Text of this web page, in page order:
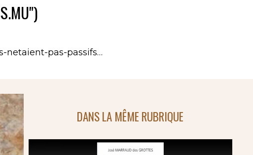
netaient-pas-passifs…
DANS LA MÊME RUBRIQUE